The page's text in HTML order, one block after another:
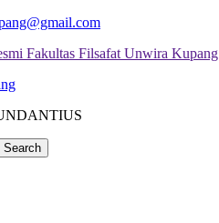
Fakultas Filsafat Unwira Kupang